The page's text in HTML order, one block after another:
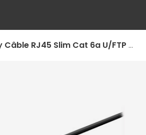
Goobay Câble RJ45 Slim Cat 6a U/FTP - 3 m - Noir